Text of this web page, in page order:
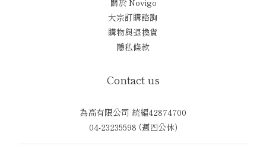
關於 Novigo
大宗訂購諮詢
購物與退換貨
隱私條款
Contact us
為高有限公司 統編42874700
04-23235598 (週四公休)